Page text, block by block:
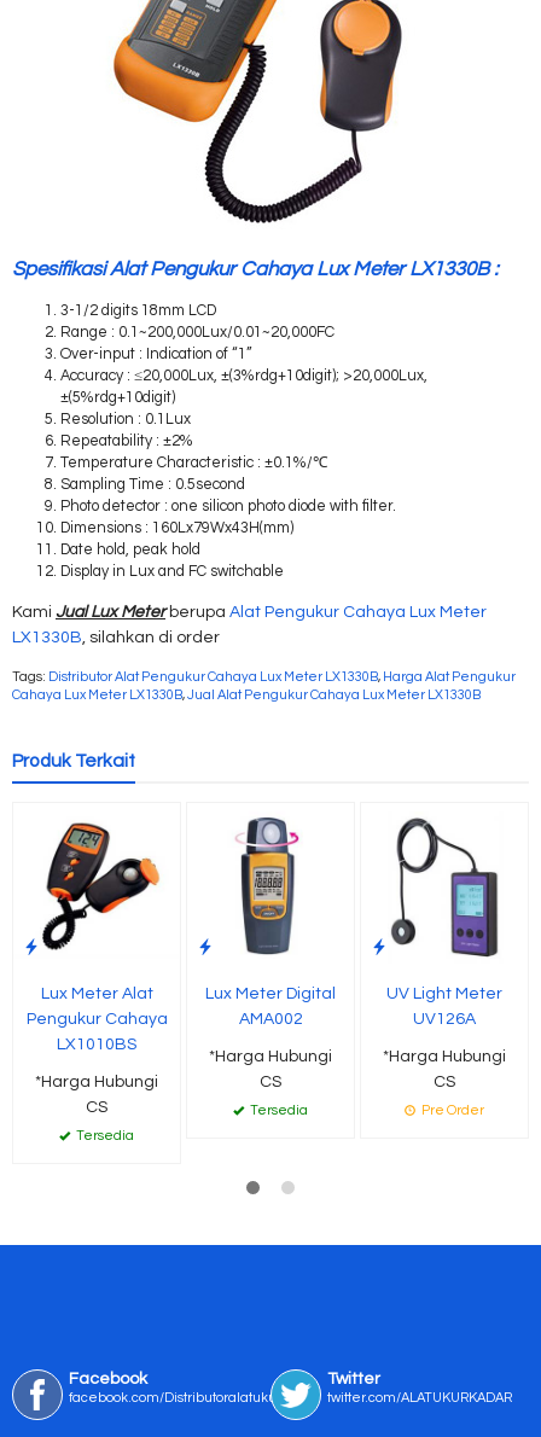
Spesifikasi Alat Pengukur Cahaya Lux Meter LX1330B :
3-1/2 digits 18mm LCD
Range : 0.1~200,000Lux/0.01~20,000FC
Over-input : Indication of “1”
Accuracy : ≤20,000Lux, ±(3%rdg+10digit); >20,000Lux,
±(5%rdg+10digit)
Resolution : 0.1Lux
Repeatability : ±2%
Temperature Characteristic : ±0.1%/℃
Sampling Time : 0.5second
Photo detector : one silicon photo diode with filter.
Dimensions : 160Lx79Wx43H(mm)
Date hold, peak hold
Display in Lux and FC switchable
Kami Jual Lux Meterberupa Alat Pengukur Cahaya Lux Meter
LX1330B , silahkan di order
Tags: Distributor Alat Pengukur Cahaya Lux Meter LX1330B, Harga Alat Pengukur
Cahaya Lux Meter LX1330B,Jual Alat Pengukur Cahaya Lux Meter LX1330B
Produk Terkait
Lux Meter Alat
Pengukur Cahaya
LX1010BS
*Harga Hubungi
CS
Tersedia
Lux Meter Digital
AMA002
*Harga Hubungi
CS
Tersedia
UV Light Meter
UV126A
*Harga Hubungi
CS
Pre Order
Facebook
facebook.com/Distributoralatukur
Twitter
twitter.com/ALATUKURKADAR